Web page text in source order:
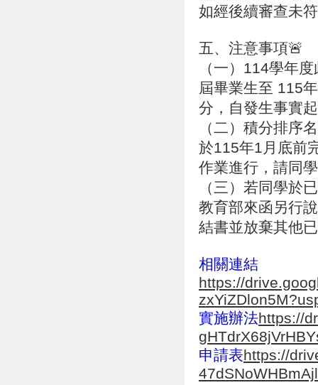
如經後續審查未
五、注意事項🚨
（一）114學年
屆畢業生至 115
分，自發生事實
（二）積分排序
於115年1月底前
作業進行，請同
（三）若同學於
教育部來函另行
結書並放棄其他
相關連結
https://
實施辦法https://
申請表https://